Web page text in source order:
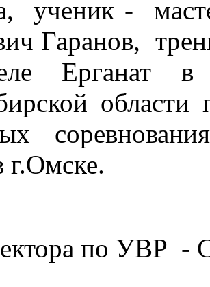
ученик -
Гаранов,
Ерганат в
области
г.Омске.
по УВР -